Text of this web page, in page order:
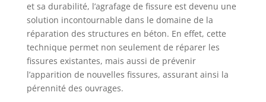
et sa durabilité, l’agrafage de fissure est devenu une
solution incontournable dans le domaine de la
réparation des structures en béton. En effet, cette
technique permet non seulement de réparer les
fissures existantes, mais aussi de prévenir
l’apparition de nouvelles fissures, assurant ainsi la
pérennité des ouvrages.